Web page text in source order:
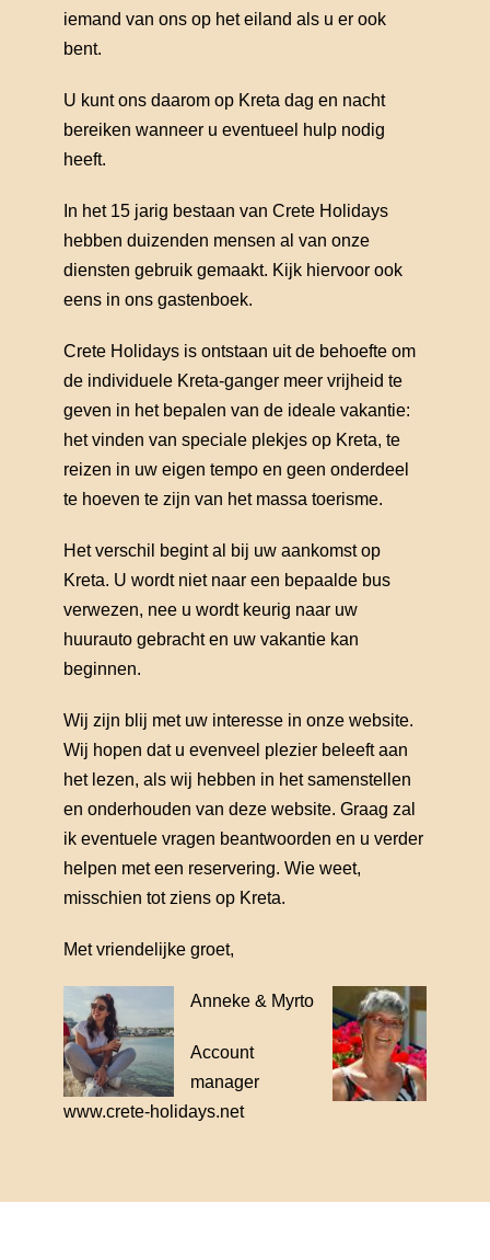
iemand van ons op het eiland als u er ook
bent.
U kunt ons daarom op Kreta dag en nacht
bereiken wanneer u eventueel hulp nodig
heeft.
In het 15 jarig bestaan van Crete Holidays
hebben duizenden mensen al van onze
diensten gebruik gemaakt. Kijk hiervoor ook
eens in ons gastenboek.
Crete Holidays is ontstaan uit de behoefte om
de individuele Kreta-ganger meer vrijheid te
geven in het bepalen van de ideale vakantie:
het vinden van speciale plekjes op Kreta, te
reizen in uw eigen tempo en geen onderdeel
te hoeven te zijn van het massa toerisme.
Het verschil begint al bij uw aankomst op
Kreta. U wordt niet naar een bepaalde bus
verwezen, nee u wordt keurig naar uw
huurauto gebracht en uw vakantie kan
beginnen.
Wij zijn blij met uw interesse in onze website.
Wij hopen dat u evenveel plezier beleeft aan
het lezen, als wij hebben in het samenstellen
en onderhouden van deze website. Graag zal
ik eventuele vragen beantwoorden en u verder
helpen met een reservering. Wie weet,
misschien tot ziens op Kreta.
Met vriendelijke groet,
Anneke & Myrto
Account
manager
www.crete-holidays.net